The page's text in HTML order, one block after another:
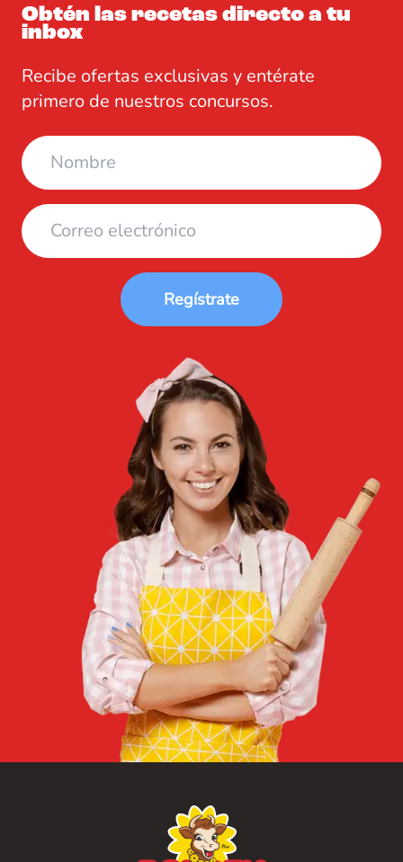
Obtén las recetas directo a tu
inbox
Recibe ofertas exclusivas y entérate
primero de nuestros concursos.
Regístrate